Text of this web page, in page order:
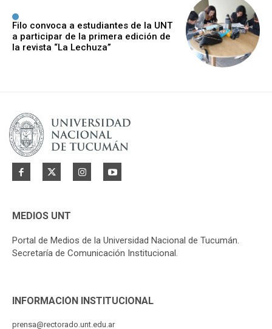
Filo convoca a estudiantes de la UNT
a participar de la primera edición de
la revista “La Lechuza”
MEDIOS UNT
Portal de Medios de la Universidad Nacional de Tucumán.
Secretaría de Comunicación Institucional.
INFORMACIÓN INSTITUCIONAL
prensa@rectorado.unt.edu.ar